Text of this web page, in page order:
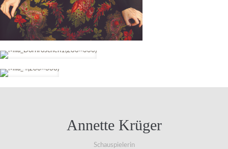
Annette Krüger
Schauspielerin